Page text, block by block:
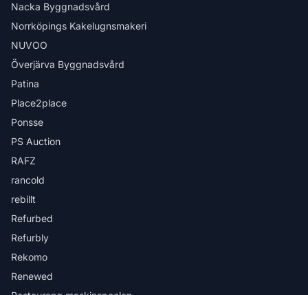
Nacka Byggnadsvård
Norrköpings Kakelugnsmakeri
NUVOO
Överjärva Byggnadsvård
Patina
Place2place
Ponsse
PS Auction
RAFZ
rancold
rebillt
Refurbed
Refurbly
Rekomo
Renewed